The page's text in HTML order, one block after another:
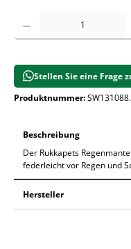
Produkt Anzahl: Gib den
Stellen Sie eine Frage
Produktnummer:
Beschreibung
Der Rukkapets
federleicht vor Regen und
Hersteller